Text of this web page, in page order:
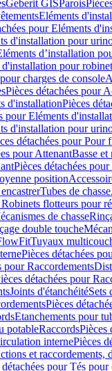
Geberit GISParois
Eléments
pour Eléments
d'installation pour
d’installation
pour
charges de console
Pièces détachées pour
d'installationPièces
pour Eléments
d'installation pour
détachées pour Pour
pour AttenantBasse et
Pièces détachées
position
Tubes de chasse
flotteurs pour
de chasse
double touche
Tuyaux
Pièces détachées
pour Raccordements
détachées pour
Joints d'étanchéitéSets
Pièces
Etanchements pour
potableRaccordsPièces
internePièces
et raccordements,
détachées pour Tés